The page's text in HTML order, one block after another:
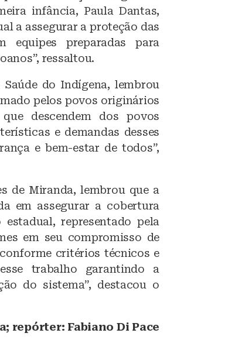
infância, Paula Dantas,
a assegurar a proteção das
equipes preparadas para
ressaltou.
do Indígena, lembrou
pelos povos originários
descendem dos povos
e demandas desses
e bem-estar de todos”,
de Miranda, lembrou que a
em assegurar a cobertura
representado pela
em seu compromisso de
critérios técnicos e
trabalho garantindo a
do sistema”, destacou o
repórter: Fabiano Di Pace